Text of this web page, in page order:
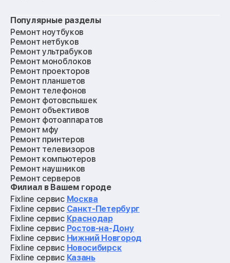
Популярные разделы
Ремонт ноутбуков
Ремонт нетбуков
Ремонт ультрабуков
Ремонт моноблоков
Ремонт проекторов
Ремонт планшетов
Ремонт телефонов
Ремонт фотовспышек
Ремонт объективов
Ремонт фотоаппаратов
Ремонт мфу
Ремонт принтеров
Ремонт телевизоров
Ремонт компьютеров
Ремонт наушников
Ремонт серверов
Ремонт мониторов
Ремонт квадрокоптеров
Ремонт электросамокатов
Ремонт материнских плат
Ремонт видеокарт
Ремонт кофемашин
Ремонт vr систем
Ремонт игровых приставок
Филиал в Вашем городе
Fixline сервис Москва
Fixline сервис Санкт-Петербург
Fixline сервис Краснодар
Fixline сервис Ростов-на-Дону
Fixline сервис Нижний Новгород
Fixline сервис Новосибирск
Fixline сервис Казань